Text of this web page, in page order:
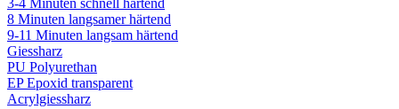
3-4 Minuten schnell härtend
8 Minuten langsamer härtend
9-11 Minuten langsam härtend
Giessharz
PU Polyurethan
EP Epoxid transparent
Acrylgiessharz